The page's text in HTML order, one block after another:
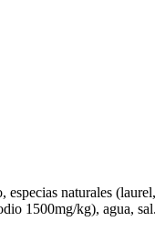
naturales
1500mg/kg), agua,